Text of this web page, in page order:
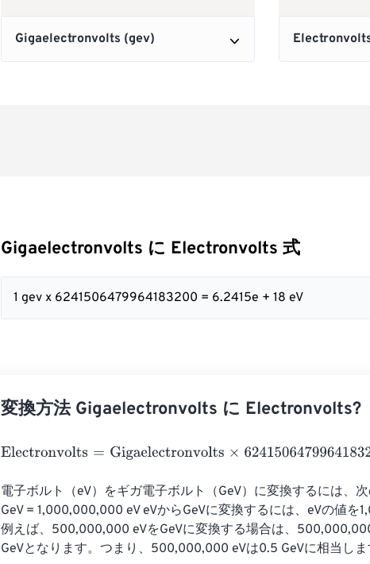
Gigaelectronvolts に Electronvolts 式
1 gev x 6241506479964183200 = 6.2415e + 18 eV
変換方法 Gigaelectronvolts に Electronvolts?
Electronvolts=Gigaelectronvolts×6241506479964183200
電子ボルト（eV）をギガ電子ボルト（GeV）に変換するには、
GeV = 1,000,000,000 eV eVからGeVに変換するには、eVの値を
例えば、500,000,000 eVをGeVに変換する場合は、
GeVとなります。つまり、500,000,000 eVは0.5 GeVに相当しま